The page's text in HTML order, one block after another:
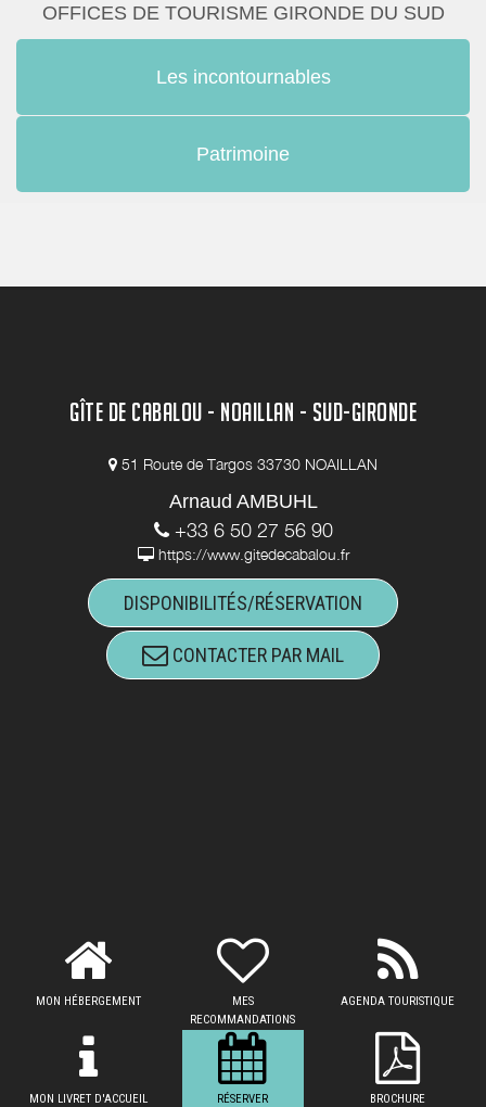
OFFICES DE TOURISME GIRONDE DU SUD
Les incontournables
Patrimoine
GÎTE DE CABALOU - NOAILLAN - SUD-GIRONDE
51 Route de Targos 33730 NOAILLAN
Arnaud AMBUHL
+33 6 50 27 56 90
https://www.gitedecabalou.fr
DISPONIBILITÉS/RÉSERVATION
CONTACTER PAR MAIL
MON HÉBERGEMENT
MES
RECOMMANDATIONS
AGENDA TOURISTIQUE
MON LIVRET D'ACCUEIL RÉSERVER BROCHURE